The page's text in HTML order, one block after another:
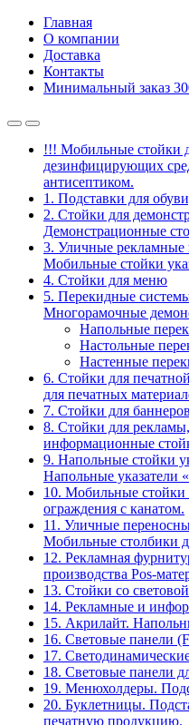
Главная
О компании
Доставка
Контакты
Минимальный заказ
!!! Мобильные стойки
дезинфицирующих
антисептиком.
1. Подставки для
2. Стойки для
Демонстрационные
3. Уличные
Мобильные стойки
4. Стойки для меню
5. Перекидные
Многорамочные
Напольные
Настольные
Настенные
6. Стойки для
для печатных
7. Стойки для
8. Стойки для
информационные
9. Напольные стойки
Напольные указатели
10. Мобильные
ограждения с канатом.
11. Уличные
Мобильные столбики
12. Рекламная
производства Pos-
13. Стойки со
14. Рекламные и
15. Акрилайт.
16. Световые панели
17.
18. Световые панели
19. Менюхолдеры.
20. Буклетницы.
печатную продукцию.